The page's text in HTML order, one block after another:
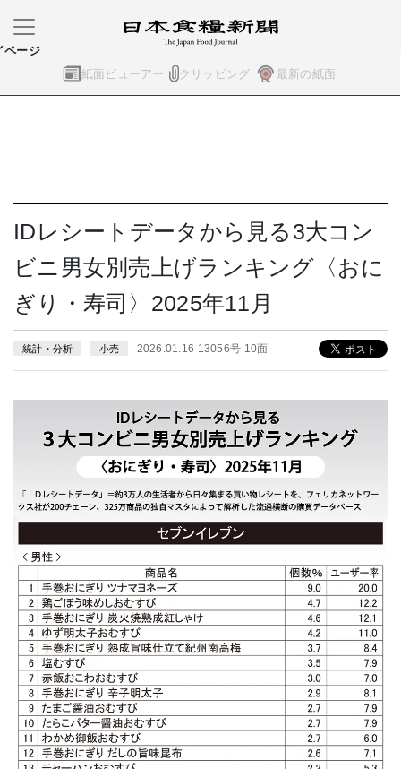
紙面ビューアー クリッピング 最新の紙面
ページ
IDレシートデータから見る3大コン
ビニ男女別売上げランキング〈おに
ぎり・寿司〉2025年11月
統計・分析 小売 2026.01.16 13056号 10面